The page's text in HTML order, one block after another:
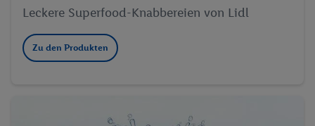
Leckere Superfood-Knabbereien von Lidl
Zu den Produkten